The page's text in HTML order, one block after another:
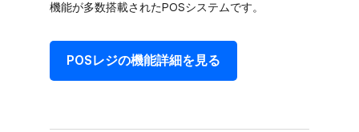
機能が​多数搭載された​POSシステムです。
POSレジの​機能詳細を​見る